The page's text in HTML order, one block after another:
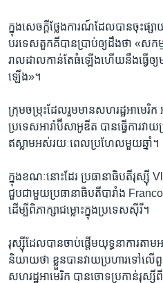
ក្នុង​សេចក្តី​ថ្លែងការណ៍​ដែល​បាន​ចុះផ្
បរទេស​តួកគី​បាន​ប្រាប់​ឲ្យ​ដឹង​ថា «សកម្
រាលដាល​កាន់​តែធំឡើង​ហើយ​នឹង​ធ្វើ​ឲ្យ​
ឡើង‍»។
ក្រុម​ចម្រុះ​ដែល​រួម​មាន​សហរដ្ឋ​អាមេរិក
ប្រទេស​អារ៉ាប៊ី​សាអូឌីត ​បាន​ធ្វើ​ការ​វាយ​
ឥស្លាម​អស់​រយៈ​ពេល​ប្រហែល​មួយ​ឆ្នាំ។
ក្នុង​ខណៈ​នោះ​ដែរ ​ប្រធានាធិបតី​រុស្
ជួប​ជាមួយ​ប្រធានាធិបតី​បារាំង
ដើម្បី​ពិភាក្សា​ជម្លោះ​ក្នុង​ប្រទេស​ស៊ីរី។
រុស្ស៊ី​ដែល​បាន​ចាប់​ផ្តើម​យុទ្ធនាការ​តា
និយាយ​ថា ​ខ្លួន​បាន​វាយ​ប្រហារ​ទៅ​លើ​ពួ
សហរដ្ឋ​អាមេរិក ​បាន​ចោទ​ប្រកាន់​រុស្ស៊ី​ពី​